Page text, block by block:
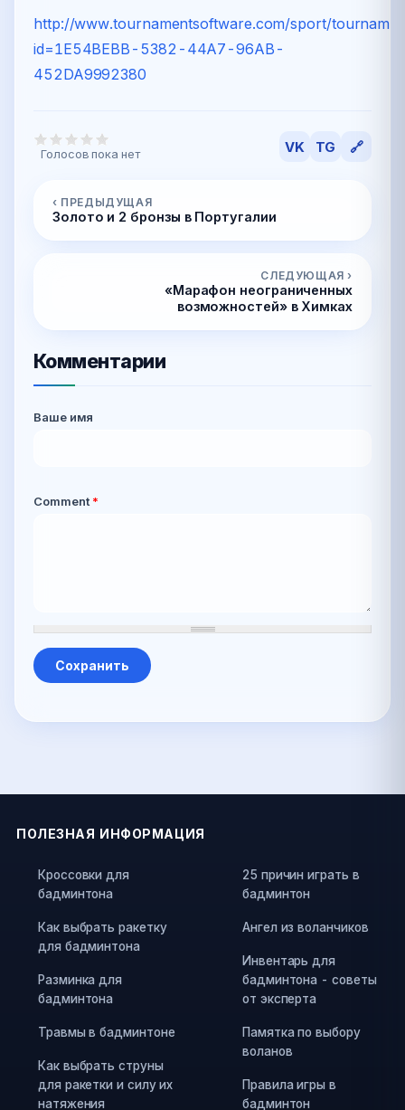
http://www.tournamentsoftware.com/sport/
id=1E54BEBB-5382-44A7-96AB-
452DA9992380
Голосов пока нет VK TG 🔗
‹ ПРЕДЫДУЩАЯ
Золото и 2 бронзы в Португалии
СЛЕДУЮЩАЯ ›
«Марафон неограниченных
возможностей» в Химках
Комментарии
Ваше имя
Comment *
ПОЛЕЗНАЯ ИНФОРМАЦИЯ
Кроссовки для
бадминтона
Как выбрать ракетку
для бадминтона
Разминка для
бадминтона
Травмы в бадминтоне
Как выбрать струны
для ракетки и силу их
натяжения
25 причин играть в
бадминтон
Ангел из воланчиков
Инвентарь для
бадминтона - советы
от эксперта
Памятка по выбору
воланов
Правила игры в
бадминтон